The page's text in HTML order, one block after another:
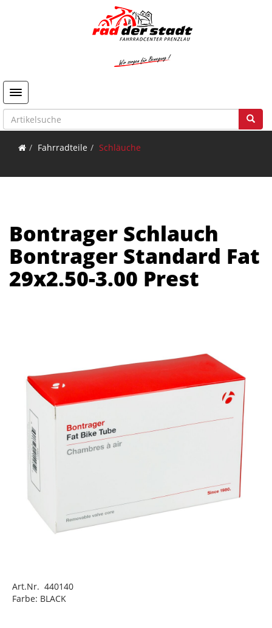
Toggle navigation
Fahrradteile Schläuche
Bontrager Schlauch
Bontrager Standard Fat
29x2.50-3.00 Prest
Art.Nr. 440140
Farbe: BLACK